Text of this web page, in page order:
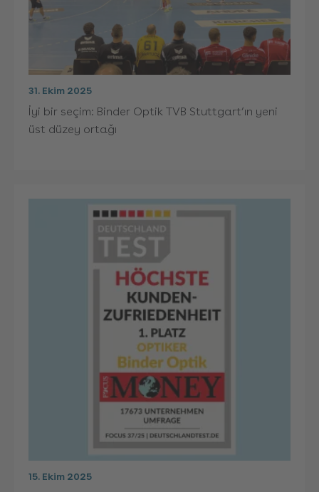
31. Ekim 2025
İyi bir seçim: Binder Optik TVB Stuttgart’ın yeni
üst düzey ortağı
15. Ekim 2025